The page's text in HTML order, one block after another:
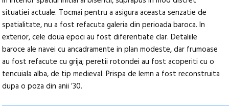
situatiei actuale. Tocmai pentru a asigura aceasta senzatie de
spatialitate, nu a fost refacuta galeria din perioada baroca. In
exterior, cele doua epoci au fost diferentiate clar. Detaliile
baroce ale navei cu ancadramente in plan modeste, dar frumoase
au fost refacute cu grija; peretii rotondei au fost acoperiti cu o
tencuiala alba, de tip medieval. Prispa de lemn a fost reconstruita
dupa o poza din anii ’30.